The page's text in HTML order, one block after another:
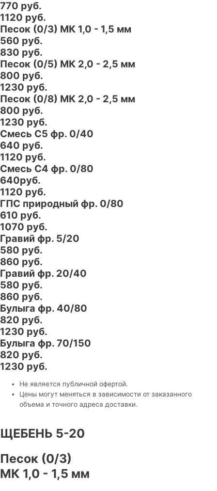
770 руб.
1120 руб.
Песок (0/3) МК 1,0 - 1,5 мм
560 руб.
830 руб.
Песок (0/5) МК 2,0 - 2,5 мм
800 руб.
1230 руб.
Песок (0/8) МК 2,0 - 2,5 мм
800 руб.
1230 руб.
Смесь С5 фр. 0/40
640 руб.
1120 руб.
Смесь С4 фр. 0/80
640руб.
1120 руб.
ГПС природный фр. 0/80
610 руб.
1070 руб.
Гравий фр. 5/20
580 руб.
860 руб.
Гравий фр. 20/40
580 руб.
860 руб.
Булыга фр. 40/80
820 руб.
1230 руб.
Булыга фр. 70/150
820 руб.
1230 руб.
Не является публичной офертой.
Цены могут меняться в зависимости от заказанного
объема и точного адреса доставки.
ЩЕБЕНЬ 5-20
Песок (0/3)
МК 1,0 - 1,5 мм